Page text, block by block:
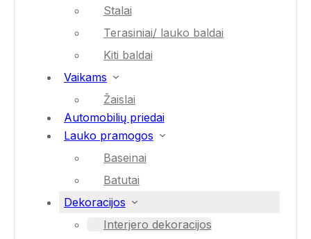
Stalai
Terasiniai/ lauko baldai
Kiti baldai
Vaikams
Žaislai
Automobilių priedai
Lauko pramogos
Baseinai
Batutai
Dekoracijos
Interjero dekoracijos